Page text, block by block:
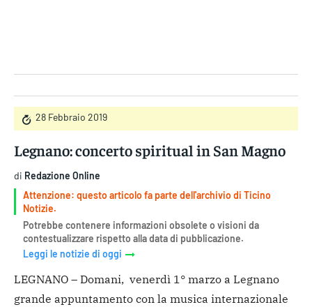
28 Febbraio 2019
Legnano: concerto spiritual in San Magno
di Redazione Online
Attenzione: questo articolo fa parte dell'archivio di Ticino
Notizie.
Potrebbe contenere informazioni obsolete o visioni da
contestualizzare rispetto alla data di pubblicazione.
Leggi le notizie di oggi
LEGNANO – Domani, venerdì 1° marzo a Legnano
grande appuntamento con la musica internazionale